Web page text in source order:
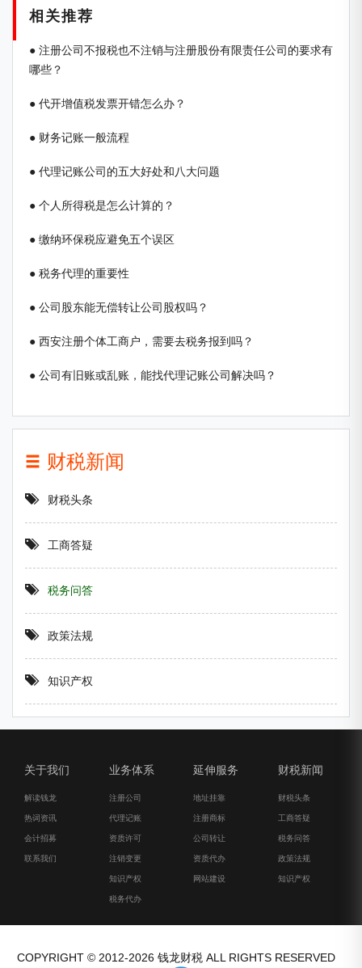
相关推荐
● 注册公司不报税也不注销与注册股份有限责任公司的要求有
哪些？
● 代开增值税发票开错怎么办？
● 财务记账一般流程
● 代理记账公司的五大好处和八大问题
● 个人所得税是怎么计算的？
● 缴纳环保税应避免五个误区
● 税务代理的重要性
● 公司股东能无偿转让公司股权吗？
● 西安注册个体工商户，需要去税务报到吗？
● 公司有旧账或乱账，能找代理记账公司解决吗？
财税新闻
财税头条
工商答疑
税务问答
政策法规
知识产权
关于我们
解读钱龙
热词资讯
会计招募
联系我们
业务体系
注册公司
代理记账
资质许可
注销变更
知识产权
税务代办
延伸服务
地址挂靠
注册商标
公司转让
资质代办
网站建设
财税新闻
财税头条
工商答疑
税务问答
政策法规
知识产权
COPYRIGHT © 2012-2026 钱龙财税 ALL RIGHTS RESERVED